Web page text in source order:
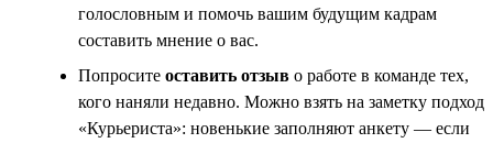
голословным и помочь вашим будущим кадрам
составить мнение о вас.
Попросите оставить отзыв о работе в команде тех,
кого наняли недавно. Можно взять на заметку подход
«Курьериста»: новенькие заполняют анкету — если